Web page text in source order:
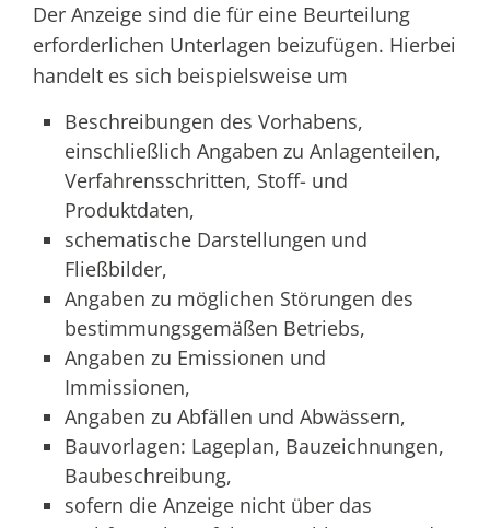
Der Anzeige sind die für eine Beurteilung
erforderlichen Unterlagen beizufügen. Hierbei
handelt es sich beispielsweise um
Beschreibungen des Vorhabens,
einschließlich Angaben zu Anlagenteilen,
Verfahrensschritten, Stoff- und
Produktdaten,
schematische Darstellungen und
Fließbilder,
Angaben zu möglichen Störungen des
bestimmungsgemäßen Betriebs,
Angaben zu Emissionen und
Immissionen,
Angaben zu Abfällen und Abwässern,
Bauvorlagen: Lageplan, Bauzeichnungen,
Baubeschreibung,
sofern die Anzeige nicht über das